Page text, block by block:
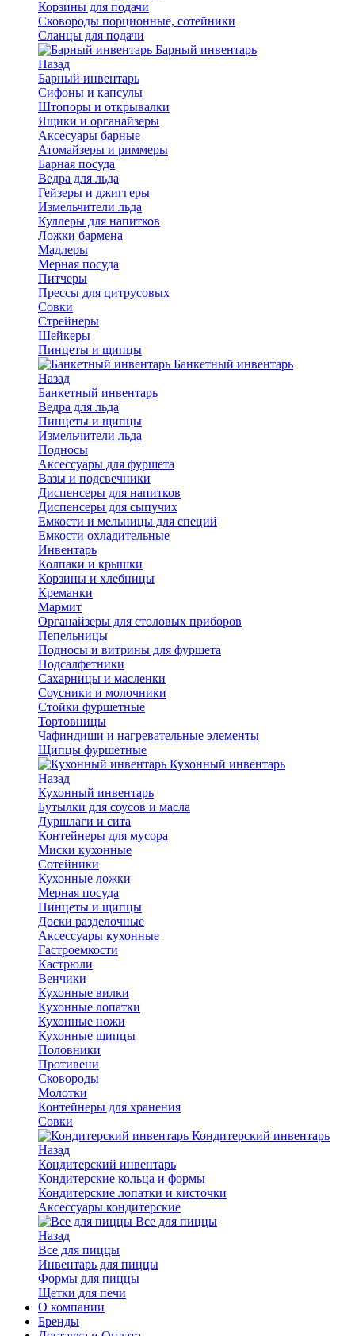
Корзины для подачи
Сковороды порционные, сотейники
Сланцы для подачи
Барный инвентарь
Назад
Барный инвентарь
Сифоны и капсулы
Штопоры и открывалки
Ящики и органайзеры
Аксесуары барные
Атомайзеры и риммеры
Барная посуда
Ведра для льда
Гейзеры и джиггеры
Измельчители льда
Куллеры для напитков
Ложки бармена
Мадлеры
Мерная посуда
Питчеры
Прессы для цитрусовых
Совки
Стрейнеры
Шейкеры
Пинцеты и щипцы
Банкетный инвентарь
Назад
Банкетный инвентарь
Ведра для льда
Пинцеты и щипцы
Измельчители льда
Подносы
Аксессуары для фуршета
Вазы и подсвечники
Диспенсеры для напитков
Диспенсеры для сыпучих
Емкости и мельницы для специй
Емкости охладительные
Инвентарь
Колпаки и крышки
Корзины и хлебницы
Креманки
Мармит
Органайзеры для столовых приборов
Пепельницы
Подносы и витрины для фуршета
Подсалфетники
Сахарницы и масленки
Соусники и молочники
Стойки фуршетные
Тортовницы
Чафиндиши и нагревательные элементы
Щипцы фуршетные
Кухонный инвентарь
Назад
Кухонный инвентарь
Бутылки для соусов и масла
Дуршлаги и сита
Контейнеры для мусора
Миски кухонные
Сотейники
Кухонные ложки
Мерная посуда
Пинцеты и щипцы
Доски разделочные
Аксессуары кухонные
Гастроемкости
Кастрюли
Венчики
Кухонные вилки
Кухонные лопатки
Кухонные ножи
Кухонные щипцы
Половники
Противени
Сковороды
Молотки
Контейнеры для хранения
Совки
Кондитерский инвентарь
Назад
Кондитерский инвентарь
Кондитерские кольца и формы
Кондитерские лопатки и кисточки
Аксессуары кондитерские
Все для пиццы
Назад
Все для пиццы
Инвентарь для пиццы
Формы для пиццы
Щетки для печи
О компании
Бренды